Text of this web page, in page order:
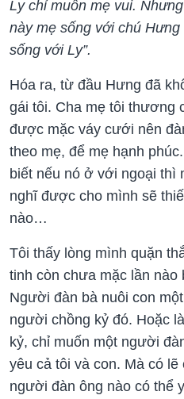
Ly chỉ muốn mẹ vui.
này mẹ sống với chú
sống với Ly”.
Hóa ra, từ đầu Hưng đã
gái tôi. Cha mẹ tôi thương
được mặc váy cưới nên
theo mẹ, để mẹ hạnh
biết nếu nó ở với ngoại thì
nghĩ được cho mình sẽ
nào…
Tôi thấy lòng mình quặn
tinh còn chưa mặc lần nào
Người đàn bà nuôi con
người chồng kỷ đó. Hoặc
kỷ, chỉ muốn một người
yêu cả tôi và con. Mà có lẽ
người đàn ông nào có thể